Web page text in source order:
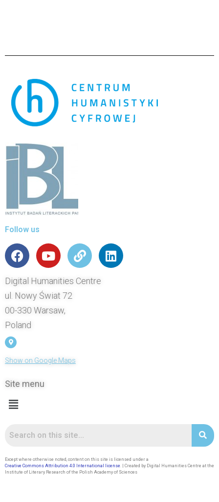
Follow us
Digital Humanities Centre
ul. Nowy Świat 72
00-330 Warsaw,
Poland
Show on Google Maps
Site menu
Except where otherwise noted, content on this site is licensed under a
Creative Commons Attribution 4.0 International license . | Created by Digital Humanities Centre at the
Institute of Literary Research of the Polish Academy of Sciences